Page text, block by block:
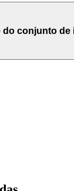
do conjunto de